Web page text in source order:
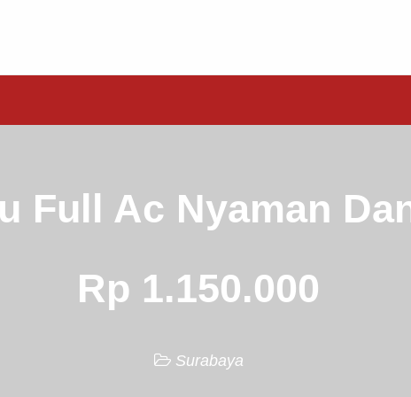
Full Ac Nyaman
Rp 1.150.000
Surabaya